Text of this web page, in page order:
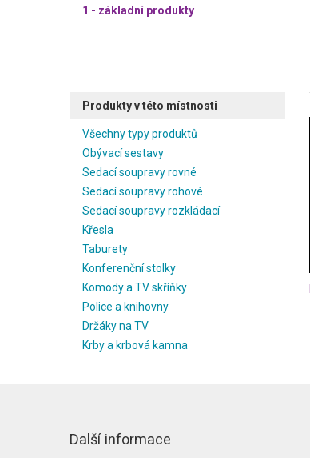
1 - základní produkty
Produkty v této místnosti
Všechny typy produktů
Obývací sestavy
Sedací soupravy rovné
Sedací soupravy rohové
Sedací soupravy rozkládací
Křesla
Taburety
Konferenční stolky
Komody a TV skříňky
Police a knihovny
Držáky na TV
Krby a krbová kamna
Další informace